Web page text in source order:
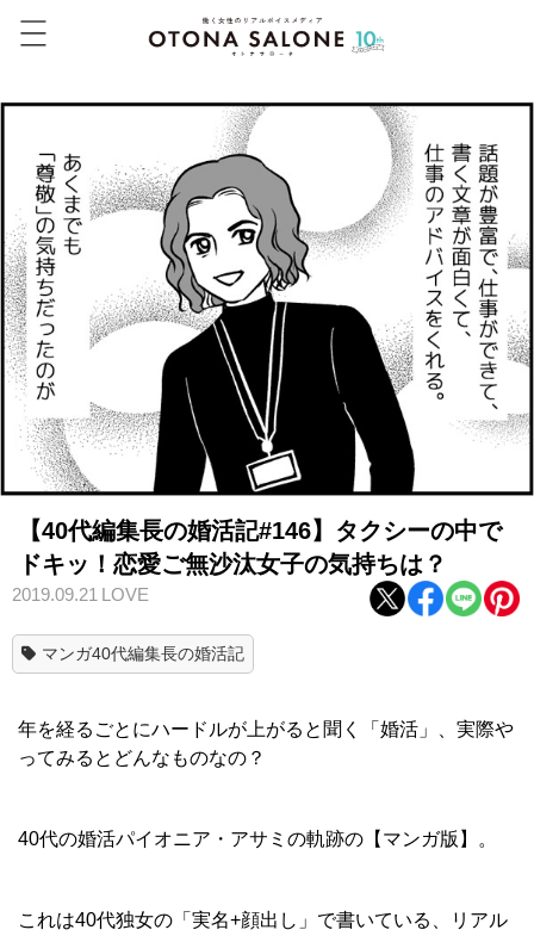
【40代編集長の婚活記#146】タクシーの中で
ドキッ！恋愛ご無沙汰女子の気持ちは？
2019.09.21 LOVE
マンガ40代編集長の婚活記
年を経るごとにハードルが上がると聞く「婚活」、実際や
ってみるとどんなものなの？
40代の婚活パイオニア・アサミの軌跡の【マンガ版】。
これは40代独女の「実名+顔出し」で書いている、リアル